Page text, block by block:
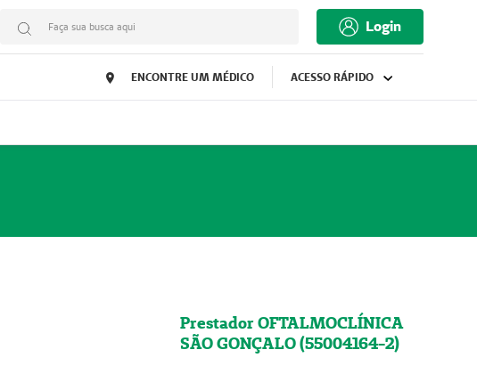
Faça sua busca aqui Login
ENCONTRE UM MÉDICO ACESSO RÁPIDO
Prestador OFTALMOCLÍNICA
SÃO GONÇALO (55004164-2)